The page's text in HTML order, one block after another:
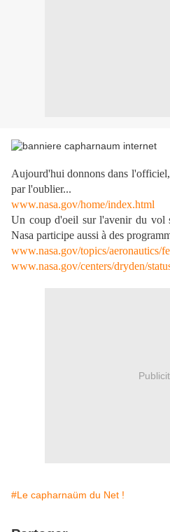
Aujourd'hui donnons dans
par l'oublier...
www.nasa.gov/home/index.html
Un coup d'oeil sur l'avenir du vol
Nasa participe aussi à des
www.nasa.gov/topics/aeronautics/
www.nasa.gov/centers/dryden/
#Le capharnaüm du Net !